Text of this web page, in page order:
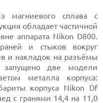
магниевого сплава с
обладает частичной
аппарата Nikon D800.
и стыков вокруг
и накладок на разъёмы
две модели
металла корпуса:
корпуса Nikon Df
с гранями 14,4 на 11,0